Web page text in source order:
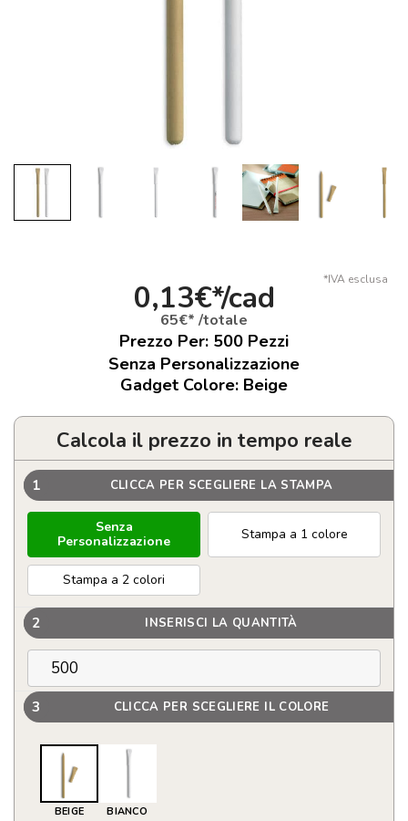
*IVA esclusa
0,13€*/cad
65€* /totale
Prezzo Per: 500 Pezzi
Senza Personalizzazione
Gadget Colore: Beige
Calcola il prezzo in tempo reale
1 CLICCA PER SCEGLIERE LA STAMPA
Senza
Personalizzazione
Stampa a 1 colore
Stampa a 2 colori
2 INSERISCI LA QUANTITÀ
3 CLICCA PER SCEGLIERE IL COLORE
BEIGE BIANCO